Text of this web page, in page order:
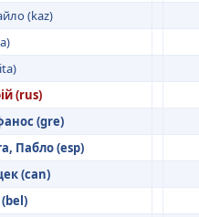
(kaz)
(rus)
(gre)
Пабло (esp)
(can)